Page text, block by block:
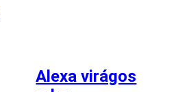
Alexa virágos